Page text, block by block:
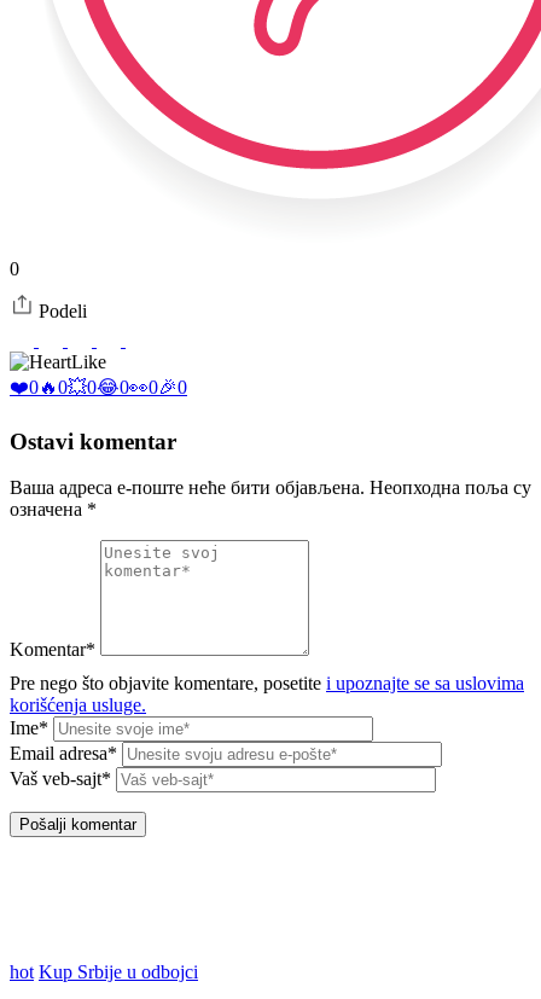
0
Podeli
Like
❤️0🔥0💥0😂0👀0🎉0
Ostavi komentar
Ваша адреса е-поште неће бити објављена. Неопходна поља су
означена *
Komentar*
Pre nego što objavite komentare, posetite i upoznajte se sa uslovima
korišćenja usluge.
Ime*
Email adresa*
Vaš veb-sajt*
hot Kup Srbije u odbojci